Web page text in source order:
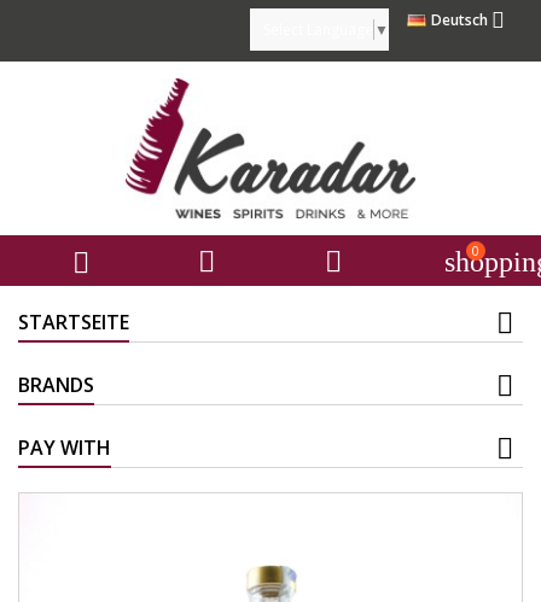
Deutsch 
▼
   0
STARTSEITE
BRANDS
PAY WITH